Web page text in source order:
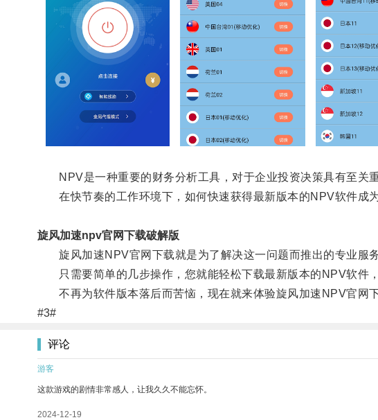
NPV是一种重要的财务分析工具，对于企业投资决策具有至关重
在快节奏的工作环境下，如何快速获得最新版本的NPV软件成为
旋风加速npv官网下载破解版
旋风加速NPV官网下载就是为了解决这一问题而推出的专业服务
只需要简单的几步操作，您就能轻松下载最新版本的NPV软件，
不再为软件版本落后而苦恼，现在就来体验旋风加速NPV官网下
#3#
评论
游客
这款游戏的剧情非常感人，让我久久不能忘怀。
2024-12-19